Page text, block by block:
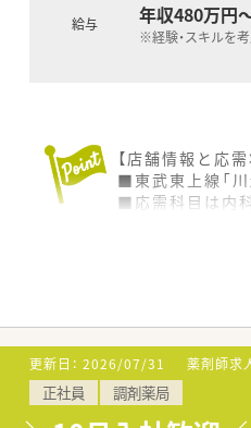
給与 年収480万円
※経験・スキルを
【店舗情報と応
■東武東上線「
■応需科目は内
■埼玉県および
■MR出身の社
■施設在宅に非
【想定されるモデ
■一般薬剤師と
■管理薬剤師の
更新日： 2026/07/31 薬剤師求
正社員 調剤薬局